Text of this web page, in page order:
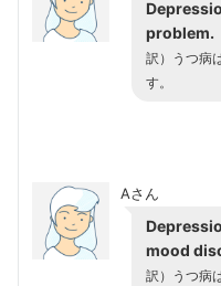
problem.
訳）うつ病
す。
Aさん
mood
訳）うつ病